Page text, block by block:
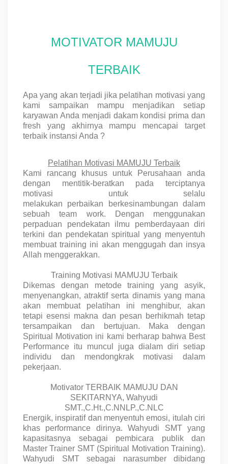
MOTIVATOR MAMUJU
TERBAIK
Apa yang akan terjadi jika pelatihan motivasi yang
kami sampaikan mampu menjadikan setiap
karyawan Anda menjadi dakam kondisi prima dan
fresh yang akhirnya mampu mencapai target
terbaik instansi Anda ?
Pelatihan Motivasi MAMUJU Terbaik
Kami rancang khusus untuk Perusahaan anda
dengan mentitik-beratkan pada terciptanya
motivasi untuk selalu
melakukan perbaikan berkesinambungan dalam
sebuah team work. Dengan menggunakan
perpaduan pendekatan ilmu pemberdayaan diri
terkini dan pendekatan spiritual
yang menyentuh
membuat training ini akan menggugah dan insya
Allah menggerakkan.
Training Motivasi MAMUJU Terbaik
Dikemas dengan metode training yang asyik,
menyenangkan, atraktif serta dinamis yang mana
akan membuat pelatihan ini menghibur, akan
tetapi esensi makna dan pesan berhikmah tetap
tersampaikan dan bertujuan. Maka dengan
Spiritual Motivation ini kami berharap bahwa Best
Performance itu muncul juga dialam diri setiap
individu dan mendongkrak motivasi dalam
pekerjaan.
Motivator TERBAIK MAMUJU DAN
SEKITARNYA, Wahyudi
SMT.,C.Ht.,C.NNLP.,C.NLC
Energik, inspiratif dan menyentuh emosi, itulah ciri
khas performance dirinya. Wahyudi SMT yang
kapasitasnya sebagai pembicara publik dan
Master Trainer SMT (Spiritual Motivation Training).
Wahyudi SMT sebagai narasumber dibidang